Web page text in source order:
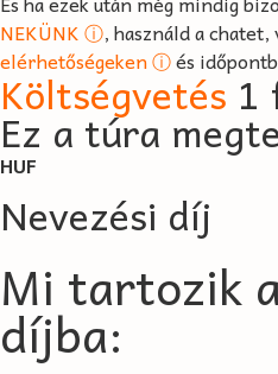
NEKÜNK ⓘ, használd a
elérhetőségeken ⓘés
Költségvetés1
Ez a túra
HUF
Nevezési díj
Mi tartozik
díjba: